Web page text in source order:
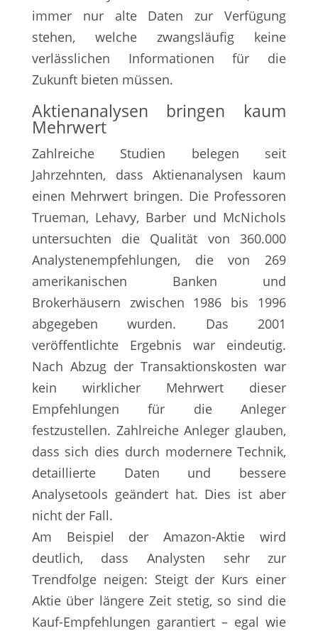
immer nur alte Daten zur Verfügung
stehen, welche zwangsläufig keine
verlässlichen Informationen für die
Zukunft bieten müssen.
Aktienanalysen bringen kaum
Mehrwert
Zahlreiche Studien belegen seit
Jahrzehnten, dass Aktienanalysen kaum
einen Mehrwert bringen. Die Professoren
Trueman, Lehavy, Barber und McNichols
untersuchten die Qualität von 360.000
Analystenempfehlungen, die von 269
amerikanischen Banken und
Brokerhäusern zwischen 1986 bis 1996
abgegeben wurden. Das 2001
veröffentlichte Ergebnis war eindeutig.
Nach Abzug der Transaktionskosten war
kein wirklicher Mehrwert dieser
Empfehlungen für die Anleger
festzustellen. Zahlreiche Anleger glauben,
dass sich dies durch modernere Technik,
detaillierte Daten und bessere
Analysetools geändert hat. Dies ist aber
nicht der Fall.
Am Beispiel der Amazon-Aktie wird
deutlich, dass Analysten sehr zur
Trendfolge neigen: Steigt der Kurs einer
Aktie über längere Zeit stetig, so sind die
Kauf-Empfehlungen garantiert – egal wie